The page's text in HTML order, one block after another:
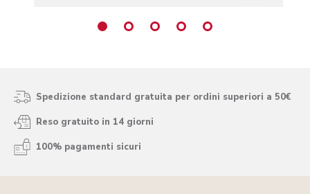
Spedizione standard gratuita per ordini superiori a 50€
Reso gratuito in 14 giorni
100% pagamenti sicuri